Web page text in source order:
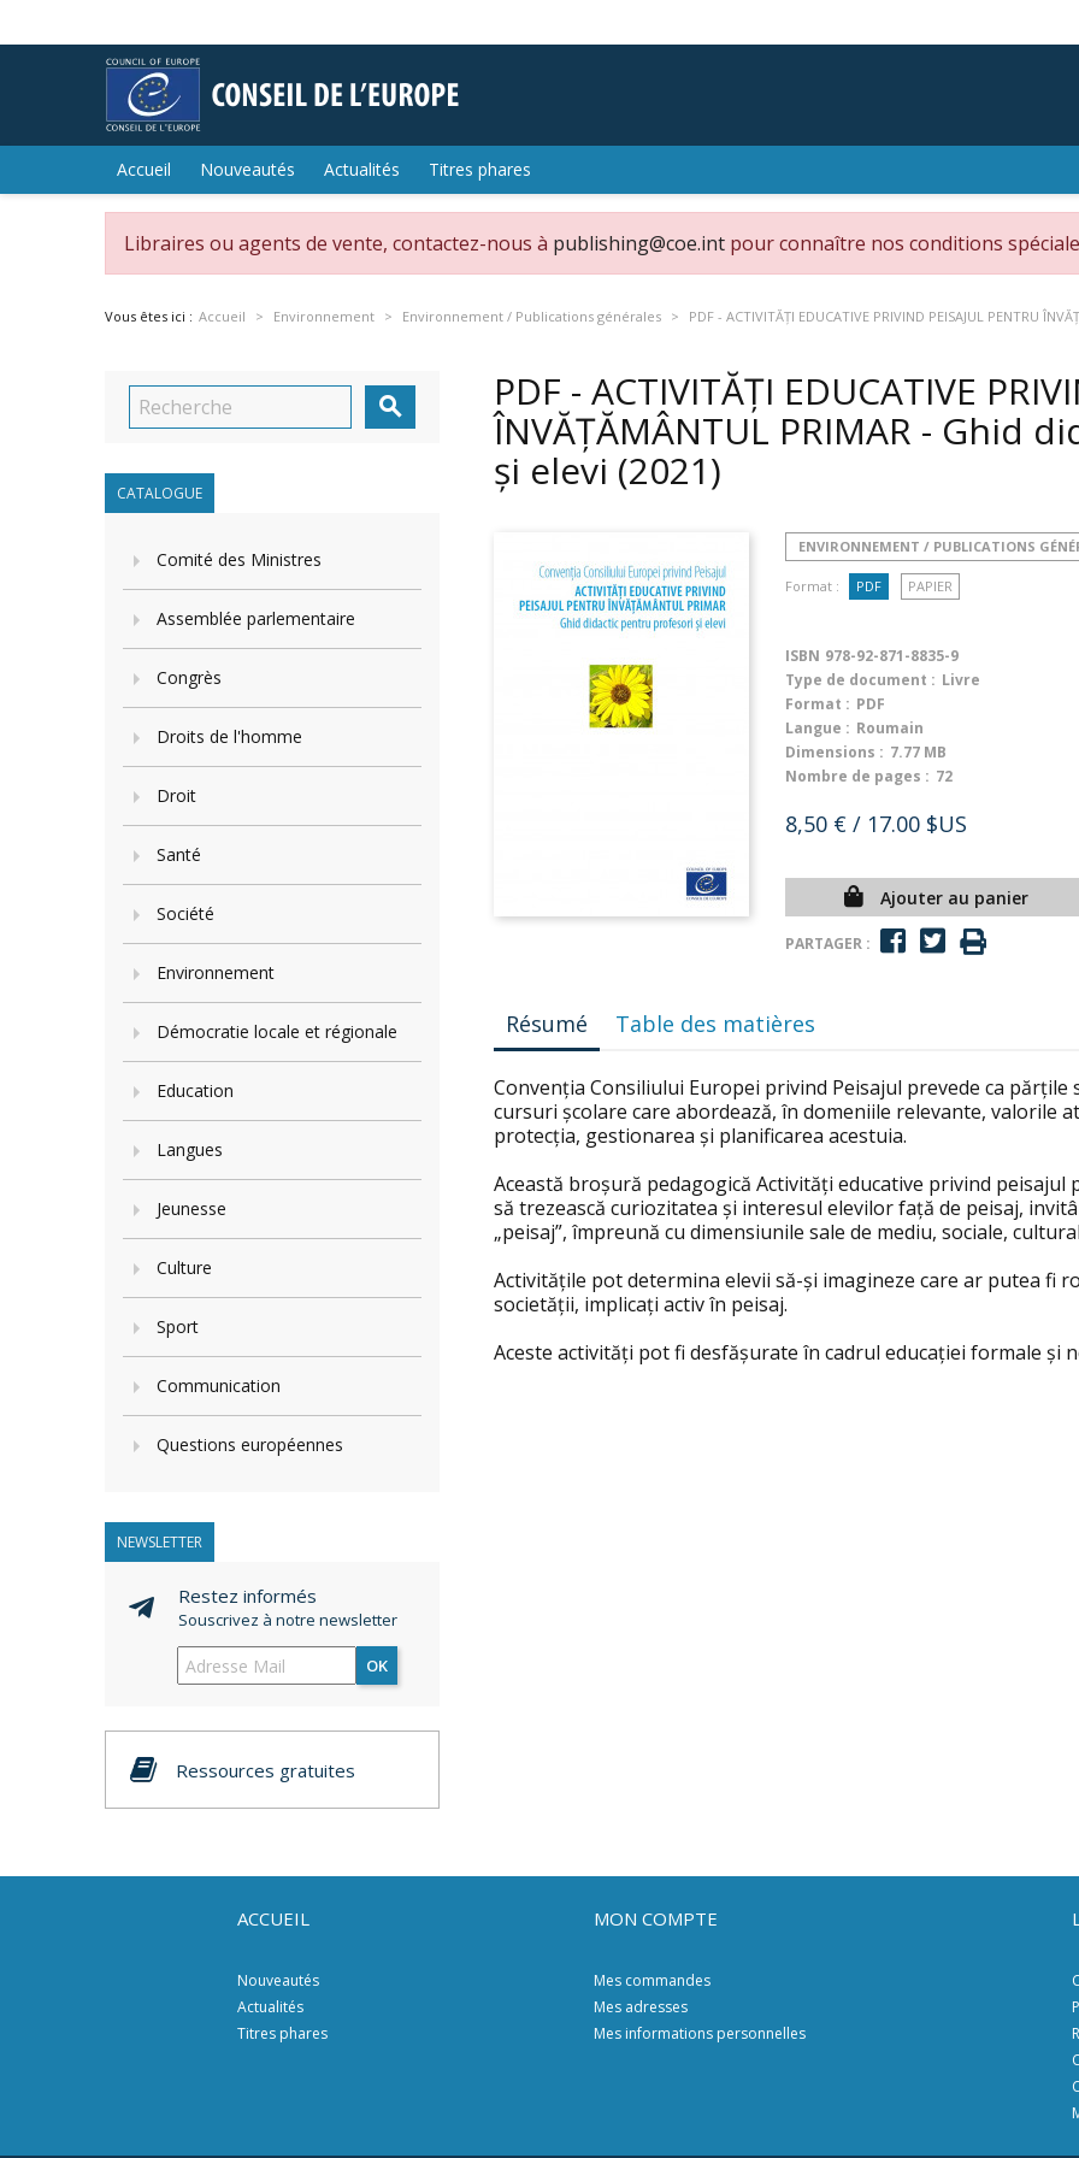
Accueil Nouveautés Actualités Titres phares
Libraires ou agents de vente, contactez-nous à publishing@coe.int pour connaître nos conditions
Vous êtes ici : Accueil Environnement Environnement / Publications générales PDF - ACTIVITĂȚI EDUCATIVE PRIVIND PEISAJUL PENTRU

CATALOGUE
Comité des Ministres
Assemblée parlementaire
Congrès
Droits de l'homme
Droit
Santé
Société
Environnement
Démocratie locale et régionale
Education
Langues
Jeunesse
Culture
Sport
Communication
Questions européennes
NEWSLETTER
Restez informés
Souscrivez à notre newsletter
OK
Ressources gratuites
PDF - ACTIVITĂȚI EDUCATIVE
ÎNVĂȚĂMÂNTUL PRIMAR - Ghid
și elevi (2021)
ENVIRONNEMENT / PUBLICATIONS
Format : PDF PAPIER
ISBN 978-92-871-8835-9
Type de document : Livre
Format : PDF
Langue : Roumain
Dimensions : 7.77 MB
Nombre de pages : 72
8,50 € / 17.00 $US
Ajouter au panier
PARTAGER :
Résumé Table des matières
Convenția Consiliului Europei privind Peisajul prevede ca părțile
cursuri școlare care abordează, în domeniile relevante, valorile
protecția, gestionarea și planificarea acestuia.
Această broșură pedagogică Activități educative privind
să trezească curiozitatea și interesul elevilor față de peisaj,
„peisaj”, împreună cu dimensiunile sale de mediu, sociale,
Activitățile pot determina elevii să-și imagineze care ar putea fi
societății, implicați activ în peisaj.
Aceste activități pot fi desfășurate în cadrul educației formale și
ACCUEIL
Nouveautés
Actualités
Titres phares
MON COMPTE
Mes commandes
Mes adresses
Mes informations personnelles